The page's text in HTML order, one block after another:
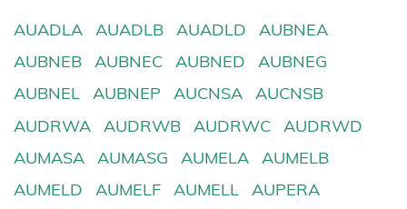
AUADLA AUADLB AUADLD
AUBNEA
AUBNEB
AUBNEC AUBNED
AUBNEG
AUBNEL
AUBNEP AUCNSA
AUCNSB
AUDRWA
AUDRWB AUDRWC
AUDRWD
AUMASA
AUMASG AUMELA
AUMELB
AUMELD
AUMELF AUMELL
AUPERA